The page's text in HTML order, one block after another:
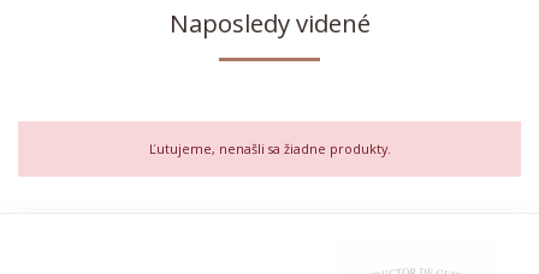
Naposledy videné
Ľutujeme, nenašli sa žiadne produkty.